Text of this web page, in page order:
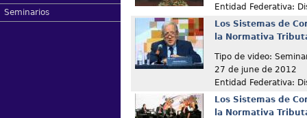
Seminarios
Entidad Federativa:
Los Sistemas de
la Normativa
Tipo de video:
27 de june de 2012
Entidad Federativa:
Los Sistemas de
la Normativa